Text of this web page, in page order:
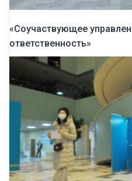
«Соучаствующее
ответственность»